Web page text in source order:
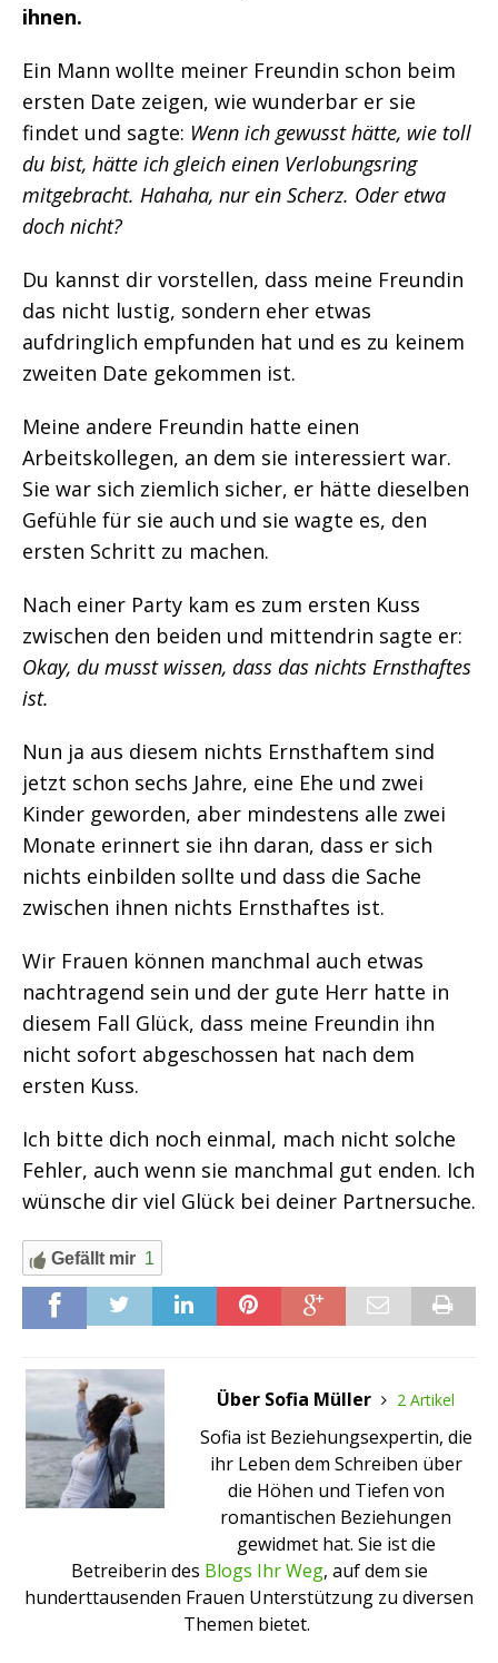
ihnen.
Ein Mann wollte meiner Freundin schon beim
ersten Date zeigen, wie wunderbar er sie
findet und sagte: Wenn ich gewusst hätte, wie toll
du bist, hätte ich gleich einen Verlobungsring
mitgebracht. Hahaha, nur ein Scherz. Oder etwa
doch nicht?
Du kannst dir vorstellen, dass meine Freundin
das nicht lustig, sondern eher etwas
aufdringlich empfunden hat und es zu keinem
zweiten Date gekommen ist.
Meine andere Freundin hatte einen
Arbeitskollegen, an dem sie interessiert war.
Sie war sich ziemlich sicher, er hätte dieselben
Gefühle für sie auch und sie wagte es, den
ersten Schritt zu machen.
Nach einer Party kam es zum ersten Kuss
zwischen den beiden und mittendrin sagte er:
Okay, du musst wissen, dass das nichts Ernsthaftes
ist.
Nun ja aus diesem nichts Ernsthaftem sind
jetzt schon sechs Jahre, eine Ehe und zwei
Kinder geworden, aber mindestens alle zwei
Monate erinnert sie ihn daran, dass er sich
nichts einbilden sollte und dass die Sache
zwischen ihnen nichts Ernsthaftes ist.
Wir Frauen können manchmal auch etwas
nachtragend sein und der gute Herr hatte in
diesem Fall Glück, dass meine Freundin ihn
nicht sofort abgeschossen hat nach dem
ersten Kuss.
Ich bitte dich noch einmal, mach nicht solche
Fehler, auch wenn sie manchmal gut enden. Ich
wünsche dir viel Glück bei deiner Partnersuche.
Gefällt mir 1
Über Sofia Müller 2 Artikel
Sofia ist Beziehungsexpertin, die
ihr Leben dem Schreiben über
die Höhen und Tiefen von
romantischen Beziehungen
gewidmet hat. Sie ist die
Betreiberin des Blogs Ihr Weg, auf dem sie
hunderttausenden Frauen Unterstützung zu diversen
Themen bietet.